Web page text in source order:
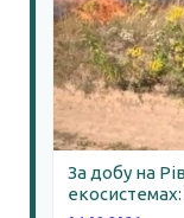
За добу на